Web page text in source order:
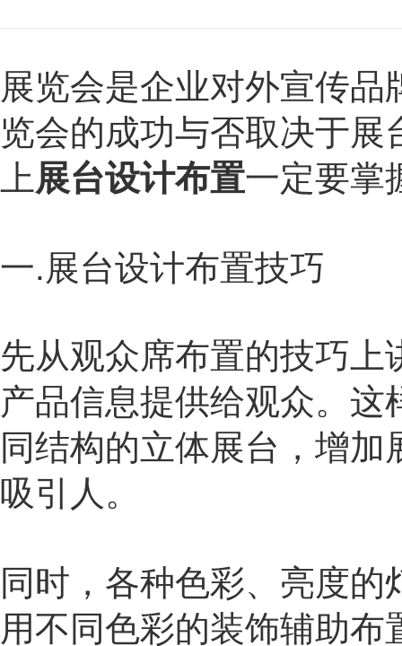
展览会是企业对外宣传
览会的成功与否取决于
上 展台设计布置一定要掌
一.展台设计布置技巧
先从观众席布置的技巧
产品信息提供给观众。
同结构的立体展台，增
吸引人。
同时，各种色彩、亮度
用不同色彩的装饰辅助